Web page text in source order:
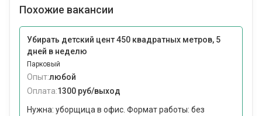
Похожие вакансии
Убирать детский цент 450 квадратных метров, 5
дней в неделю
Парковый
Опыт:любой
Оплата:1300 руб/выход
Нужна: уборщица в офис. Формат работы: без